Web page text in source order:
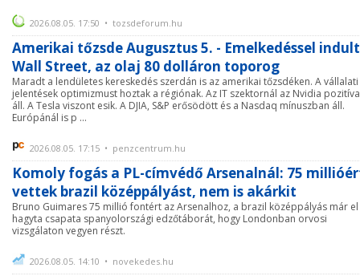
2026.08.05. 17:50 • tozsdeforum.hu
Amerikai tőzsde Augusztus 5. - Emelkedéssel
Wall Street, az olaj 80 dolláron toporog
Maradt a lendületes kereskedés szerdán is az amerikai tőzsdéken. A vállalati
jelentések optimizmust hoztak a régiónak. Az IT szektornál az Nvidia
áll. A Tesla viszont esik. A DJIA, S&P erősödött és a Nasdaq mínuszban áll.
Európánál is p ...
2026.08.05. 17:15 • penzcentrum.hu
Komoly fogás a PL-címvédő Arsenalnál: 75
vettek brazil középpályást, nem is akárkit
Bruno Guimares 75 millió fontért az Arsenalhoz, a brazil középpályás már el
hagyta csapata spanyolországi edzőtáborát, hogy Londonban orvosi
vizsgálaton vegyen részt.
2026.08.05. 14:10 • novekedes.hu